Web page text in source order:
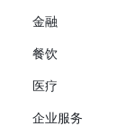
金融
餐饮
医疗
企业服务